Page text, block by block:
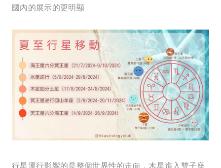
國內的展示的更明顯
行星運行影響的是整個世界性的走向，木星進入雙子座